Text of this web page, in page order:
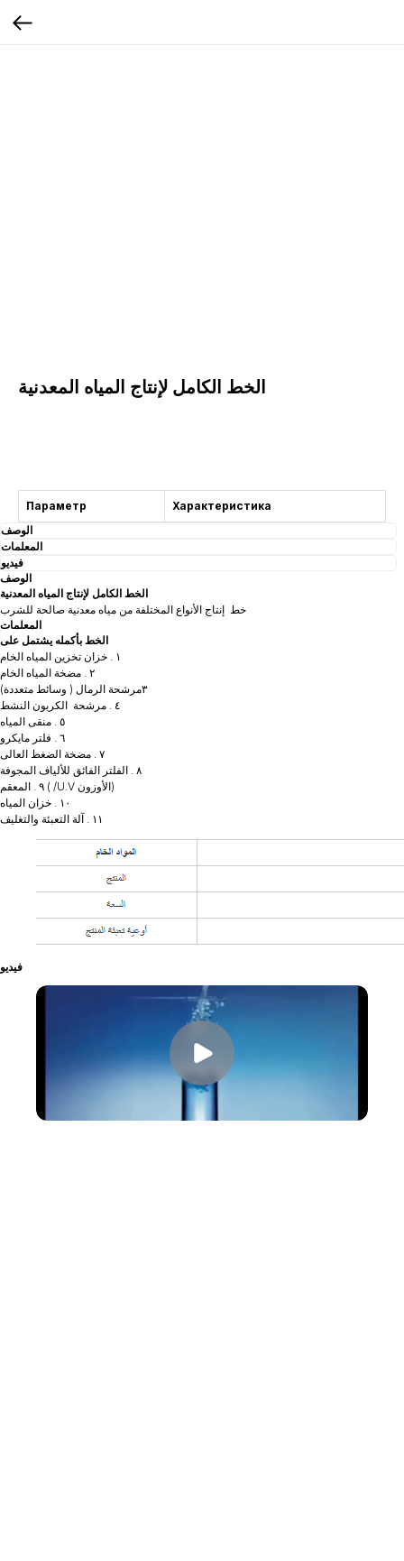
الخط الكامل لإنتاج المياه المعدنية
Параметр
Характеристика
الوصف
المعلمات
فيديو
الوصف
الخط الكامل لإنتاج المياه المعدنية
خط إنتاج الأنواع المختلفة من مياه معدنية صالحة للشرب
المعلمات
الخط بأكمله يشتمل على
١ . خزان تخزين المياه الخام
٢ . مضخة المياه الخام
٣مرشحة الرمال ( وسائط متعددة)
٤ . مرشحة الكربون النشط
٥ . منقى المياه
٦ . فلتر مايكرو
٧ . مضخة الضغط العالى
٨ . الفلتر الفائق للألياف المجوفة
٩ . المعقم ( /U.V الأوزون)
١٠ . خزان المياه
١١ . آلة التعبئة والتغليف
فيديو